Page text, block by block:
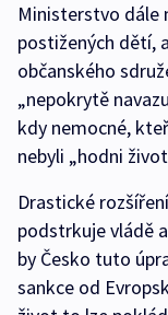
Ministerstvo dále
postižených dětí,
občanského
„nepokrytě
kdy nemocné,
nebyli „hodni
Drastické
podstrkuje vládě
by Česko tuto
sankce od